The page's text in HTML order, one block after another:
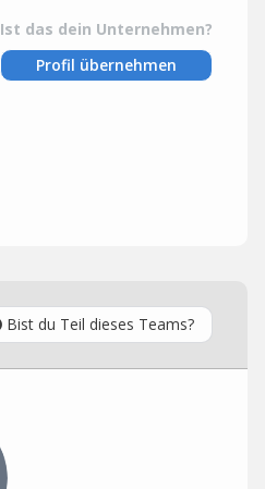
Ist das dein Unternehmen?
Profil übernehmen
Bist du Teil dieses Teams?